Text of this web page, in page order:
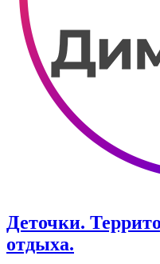
Деточки.
отдыха.